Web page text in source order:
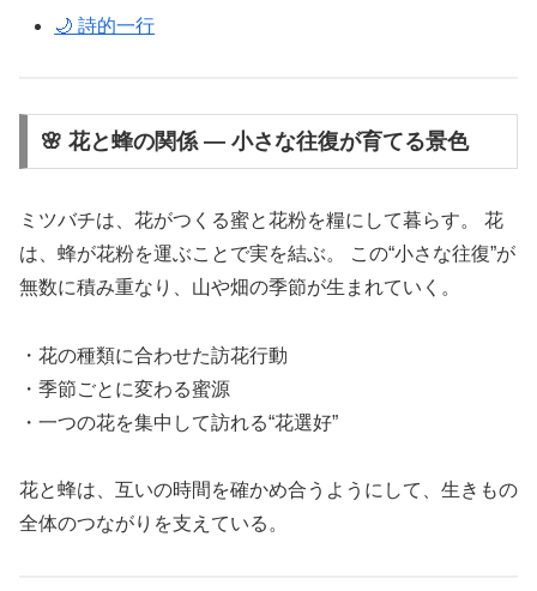
🌙 詩的一行
🌸 花と蜂の関係 ― 小さな往復が育てる景色
ミツバチは、花がつくる蜜と花粉を糧にして暮らす。 花
は、蜂が花粉を運ぶことで実を結ぶ。 この“小さな往復”が
無数に積み重なり、山や畑の季節が生まれていく。
・花の種類に合わせた訪花行動
・季節ごとに変わる蜜源
・一つの花を集中して訪れる“花選好”
花と蜂は、互いの時間を確かめ合うようにして、生きもの
全体のつながりを支えている。